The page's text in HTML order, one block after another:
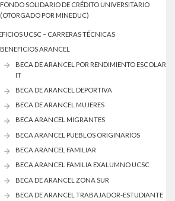
FONDO SOLIDARIO DE CRÉDITO UNIVERSITARIO
(OTORGADO POR MINEDUC)
UCSC – CARRERAS TÉCNICAS
BENEFICIOS ARANCEL
BECA DE ARANCEL POR RENDIMIENTO ESCOLAR
IT
BECA DE ARANCEL DEPORTIVA
BECA DE ARANCEL MUJERES
BECA ARANCEL MIGRANTES
BECA ARANCEL PUEBLOS ORIGINARIOS
BECA ARANCEL FAMILIAR
BECA ARANCEL FAMILIA EXALUMNO UCSC
BECA DE ARANCEL ZONA SUR
BECA DE ARANCEL TRABAJADOR-ESTUDIANTE